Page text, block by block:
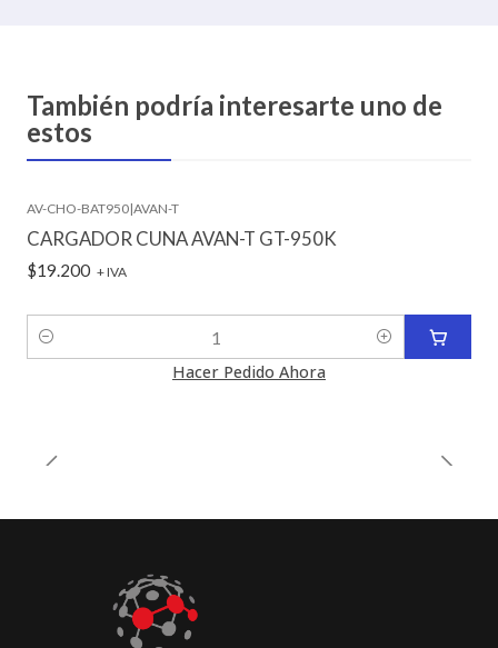
También podría interesarte uno de
estos
AV-CHO-BAT950|AVAN-T
CARGADOR CUNA AVAN-T GT-950K
$19.200 + IVA
Cantidad
Hacer Pedido Ahora